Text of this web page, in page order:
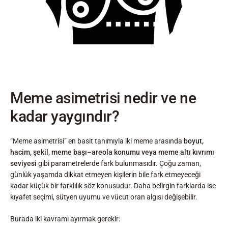
Meme asimetrisi nedir ve ne
kadar yaygındır?
“Meme asimetrisi” en basit tanımıyla iki meme arasında boyut,
hacim, şekil, meme başı–areola konumu veya meme altı kıvrımı
seviyesi gibi parametrelerde fark bulunmasıdır. Çoğu zaman,
günlük yaşamda dikkat etmeyen kişilerin bile fark etmeyeceği
kadar küçük bir farklılık söz konusudur. Daha belirgin farklarda ise
kıyafet seçimi, sütyen uyumu ve vücut oran algısı değişebilir.
Burada iki kavramı ayırmak gerekir: